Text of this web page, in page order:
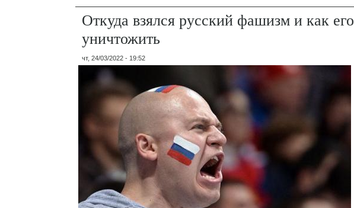
Откуда взялся русский фашизм и как его
уничтожить
чт, 24/03/2022 - 19:52